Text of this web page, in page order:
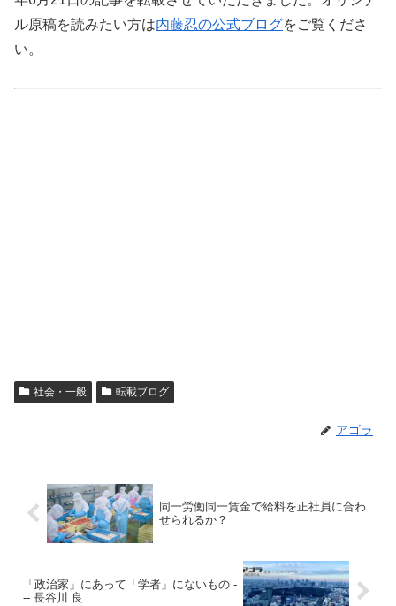
ル原稿を読みたい方は内藤忍の公式ブログをご覧くださ
い。
社会・一般 転載ブログ
アゴラ
同一労働同一賃金で給料を正社員に合わ
せられるか？
「政治家」にあって「学者」にないもの -
-- 長谷川 良